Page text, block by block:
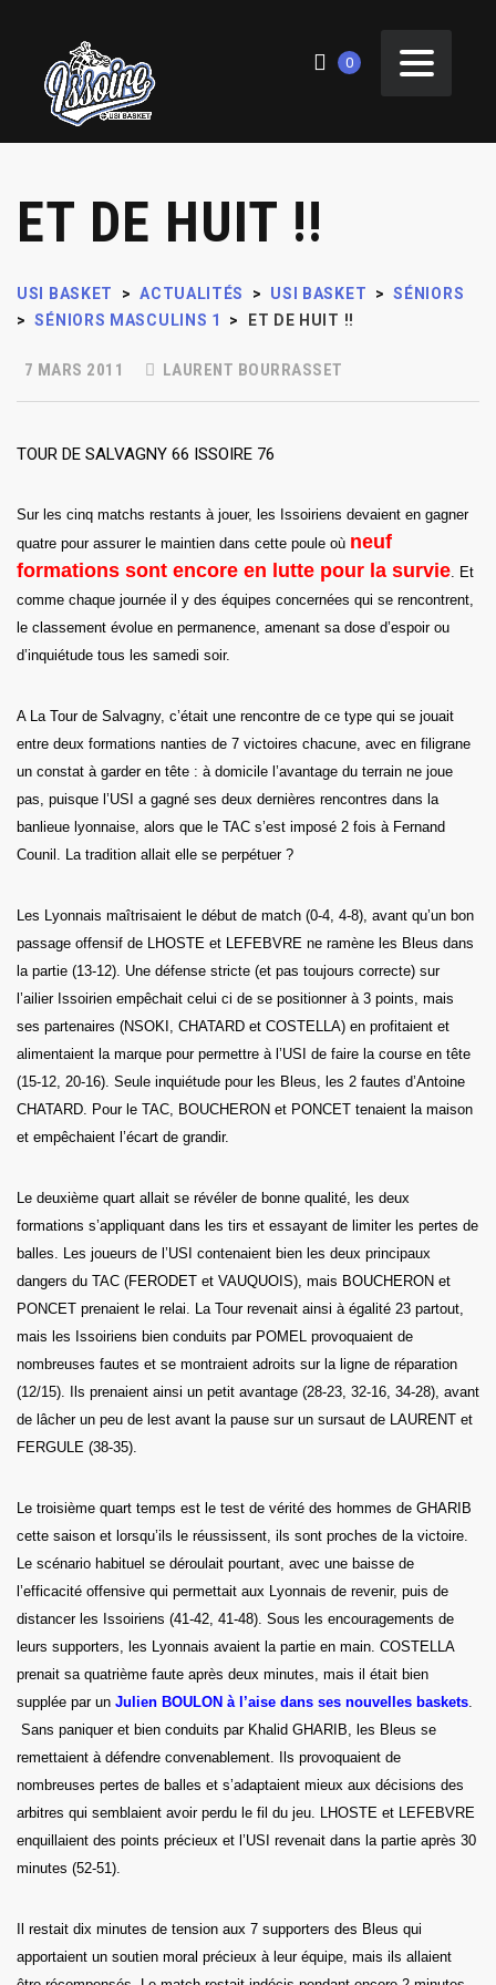
0
ET DE HUIT !!
USI BASKET > ACTUALITÉS > USI BASKET > SÉNIORS
> SÉNIORS MASCULINS 1 > ET DE HUIT !!
7 MARS 2011 LAURENT BOURRASSET
TOUR DE SALVAGNY 66 ISSOIRE 76
Sur les cinq matchs restants à jouer, les Issoiriens devaient en gagner
quatre pour assurer le maintien dans cette poule où neuf
formations sont encore en lutte pour la survie . Et
comme chaque journée il y des équipes concernées qui se rencontrent,
le classement évolue en permanence, amenant sa dose d’espoir ou
d’inquiétude tous les samedi soir.
A La Tour de Salvagny, c’était une rencontre de ce type qui se jouait
entre deux formations nanties de 7 victoires chacune, avec en filigrane
un constat à garder en tête : à domicile l’avantage du terrain ne joue
pas, puisque l’USI a gagné ses deux dernières rencontres dans la
banlieue lyonnaise, alors que le TAC s’est imposé 2 fois à Fernand
Counil. La tradition allait elle se perpétuer ?
Les Lyonnais maîtrisaient le début de match (0-4, 4-8), avant qu’un bon
passage offensif de LHOSTE et LEFEBVRE ne ramène les Bleus dans
la partie (13-12). Une défense stricte (et pas toujours correcte) sur
l’ailier Issoirien empêchait celui ci de se positionner à 3 points, mais
ses partenaires (NSOKI, CHATARD et COSTELLA) en profitaient et
alimentaient la marque pour permettre à l’USI de faire la course en tête
(15-12, 20-16). Seule inquiétude pour les Bleus, les 2 fautes d’Antoine
CHATARD. Pour le TAC, BOUCHERON et PONCET tenaient la maison
et empêchaient l’écart de grandir.
Le deuxième quart allait se révéler de bonne qualité, les deux
formations s’appliquant dans les tirs et essayant de limiter les pertes de
balles. Les joueurs de l’USI contenaient bien les deux principaux
dangers du TAC (FERODET et VAUQUOIS), mais BOUCHERON et
PONCET prenaient le relai. La Tour revenait ainsi à égalité 23 partout,
mais les Issoiriens bien conduits par POMEL provoquaient de
nombreuses fautes et se montraient adroits sur la ligne de réparation
(12/15). Ils prenaient ainsi un petit avantage (28-23, 32-16, 34-28), avant
de lâcher un peu de lest avant la pause sur un sursaut de LAURENT et
FERGULE (38-35).
Le troisième quart temps est le test de vérité des hommes de GHARIB
cette saison et lorsqu’ils le réussissent, ils sont proches de la victoire.
Le scénario habituel se déroulait pourtant, avec une baisse de
l’efficacité offensive qui permettait aux Lyonnais de revenir, puis de
distancer les Issoiriens (41-42, 41-48). Sous les encouragements de
leurs supporters, les Lyonnais avaient la partie en main. COSTELLA
prenait sa quatrième faute après deux minutes, mais il était bien
supplée par un Julien BOULON à l’aise dans ses nouvelles baskets
Sans paniquer et bien conduits par Khalid GHARIB, les Bleus se
remettaient à défendre convenablement. Ils provoquaient de
nombreuses pertes de balles et s’adaptaient mieux aux décisions des
arbitres qui semblaient avoir perdu le fil du jeu. LHOSTE et LEFEBVRE
enquillaient des points précieux et l’USI revenait dans la partie après 30
minutes (52-51).
Il restait dix minutes de tension aux 7 supporters des Bleus qui
apportaient un soutien moral précieux à leur équipe, mais ils allaient